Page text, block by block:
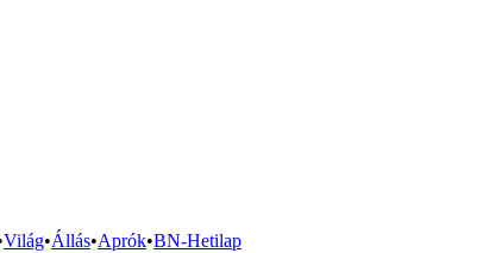
Világ•Állás•Aprók•BN-Hetilap